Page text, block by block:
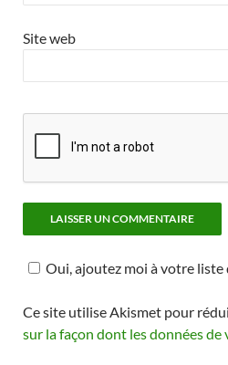
Site web
Oui, ajoutez moi à votre liste
Ce site utilise Akismet pour
sur la façon dont les données